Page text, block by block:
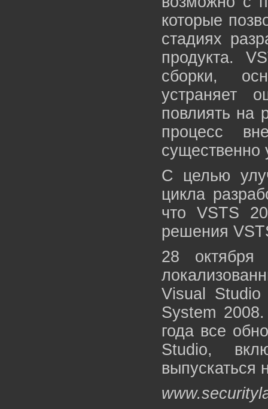
которые
стадиях
продукта.
сборки,
устраняет
повлиять на
процесс
существенно
С целью
цикла
что VSTS
решения
28
Visual
System
года все
Studio,
выпускаться